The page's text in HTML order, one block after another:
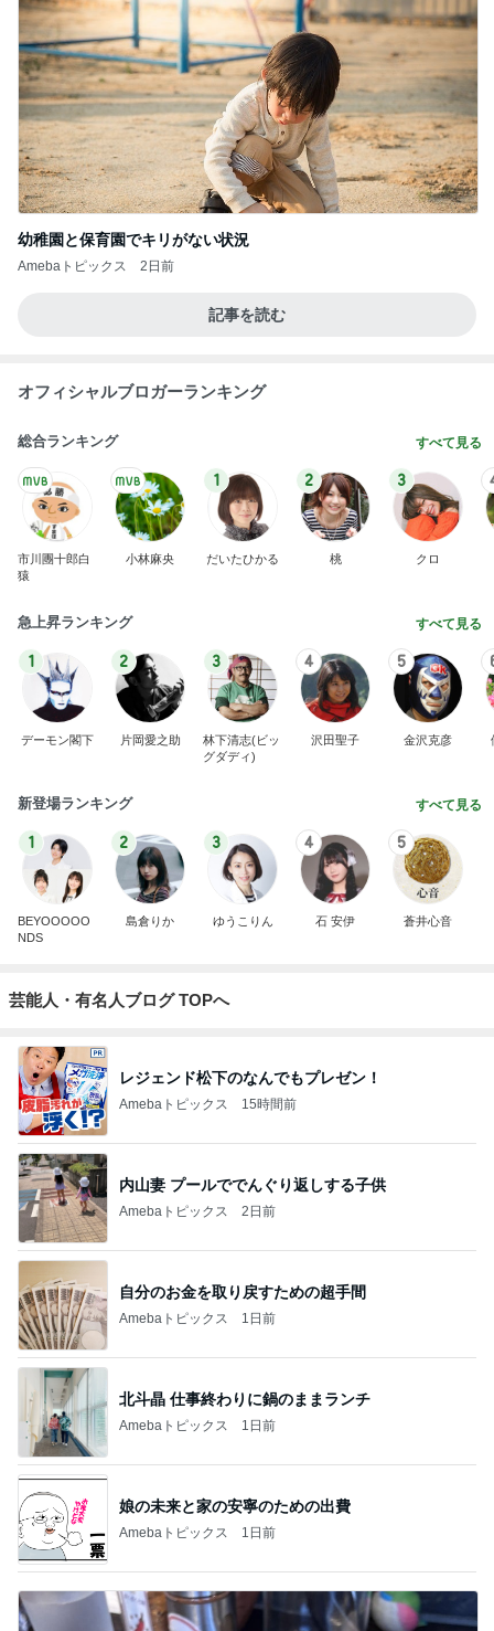
幼稚園と保育園でキリがない状況
Amebaトピックス 2日前
記事を読む
オフィシャルブロガーランキング
総合ランキング すべて見る
市川團十郎白
猿
小林麻央
1
だいたひかる
2
桃
3
クロ
急上昇ランキング すべて見る
1
デーモン閣下
2
片岡愛之助
3
林下清志(ビッ
グダディ)
4
沢田聖子
5
金沢克彦
新登場ランキング すべて見る
1
BEYOOOOO
NDS
2
島倉りか
3
ゆうこりん
4
石 安伊
5
蒼井心音
芸能人・有名人ブログ TOPへ
レジェンド松下のなんでもプレゼン！
Amebaトピックス 15時間前
内山妻 プールででんぐり返しする子供
Amebaトピックス 2日前
自分のお金を取り戻すための超手間
Amebaトピックス 1日前
北斗晶 仕事終わりに鍋のままランチ
Amebaトピックス 1日前
娘の未来と家の安寧のための出費
Amebaトピックス 1日前